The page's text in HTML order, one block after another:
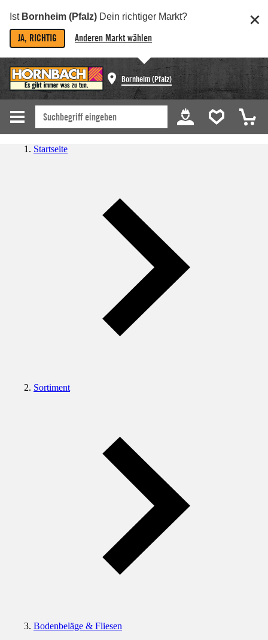
Ist Bornheim (Pfalz) Dein richtiger Markt?
JA, RICHTIG Anderen Markt wählen
Bornheim (Pfalz)
Startseite
Sortiment
Bodenbeläge & Fliesen